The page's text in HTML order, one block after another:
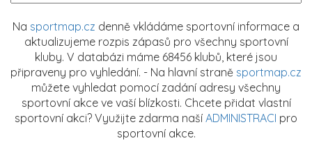
Na sportmap.cz denně vkládáme sportovní informace a
aktualizujeme rozpis zápasů pro všechny sportovní
kluby. V databázi máme 68456 klubů, které jsou
připraveny pro vyhledání. - Na hlavní straně sportmap.cz
můžete vyhledat pomocí zadání adresy všechny
sportovní akce ve vaší blízkosti. Chcete přidat vlastní
sportovní akci? Využijte zdarma naší ADMINISTRACI pro
sportovní akce.